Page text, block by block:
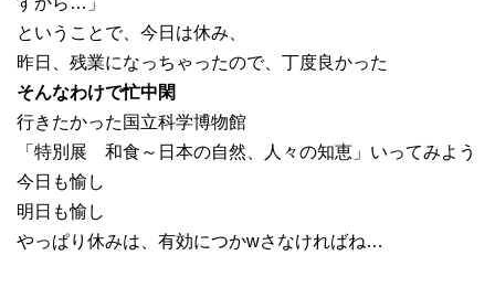
ということで、今日は休み、
昨日、残業になっちゃったので、丁度良かった
そんなわけで忙中閑
行きたかった国立科学博物館
「特別展 和食～日本の自然、人々の知恵」いってみよう
今日も愉し
明日も愉し
やっぱり休みは、有効につかwさなければね…